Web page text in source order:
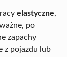
elastyczne,
po
zapachy
z pojazdu lub